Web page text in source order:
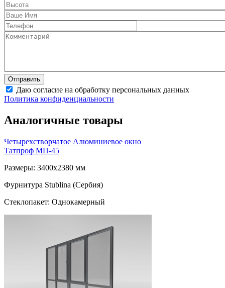
Даю согласие на обработку персональных данных
Политика конфиденциальности
Аналогичные товары
Четырехстворчатое Алюминиевое окно
Татпроф МП-45
Размеры: 3400x2380 мм
Фурнитура Stublina (Сербия)
Стеклопакет: Однокамерный